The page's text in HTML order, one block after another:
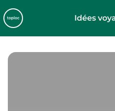
Idées